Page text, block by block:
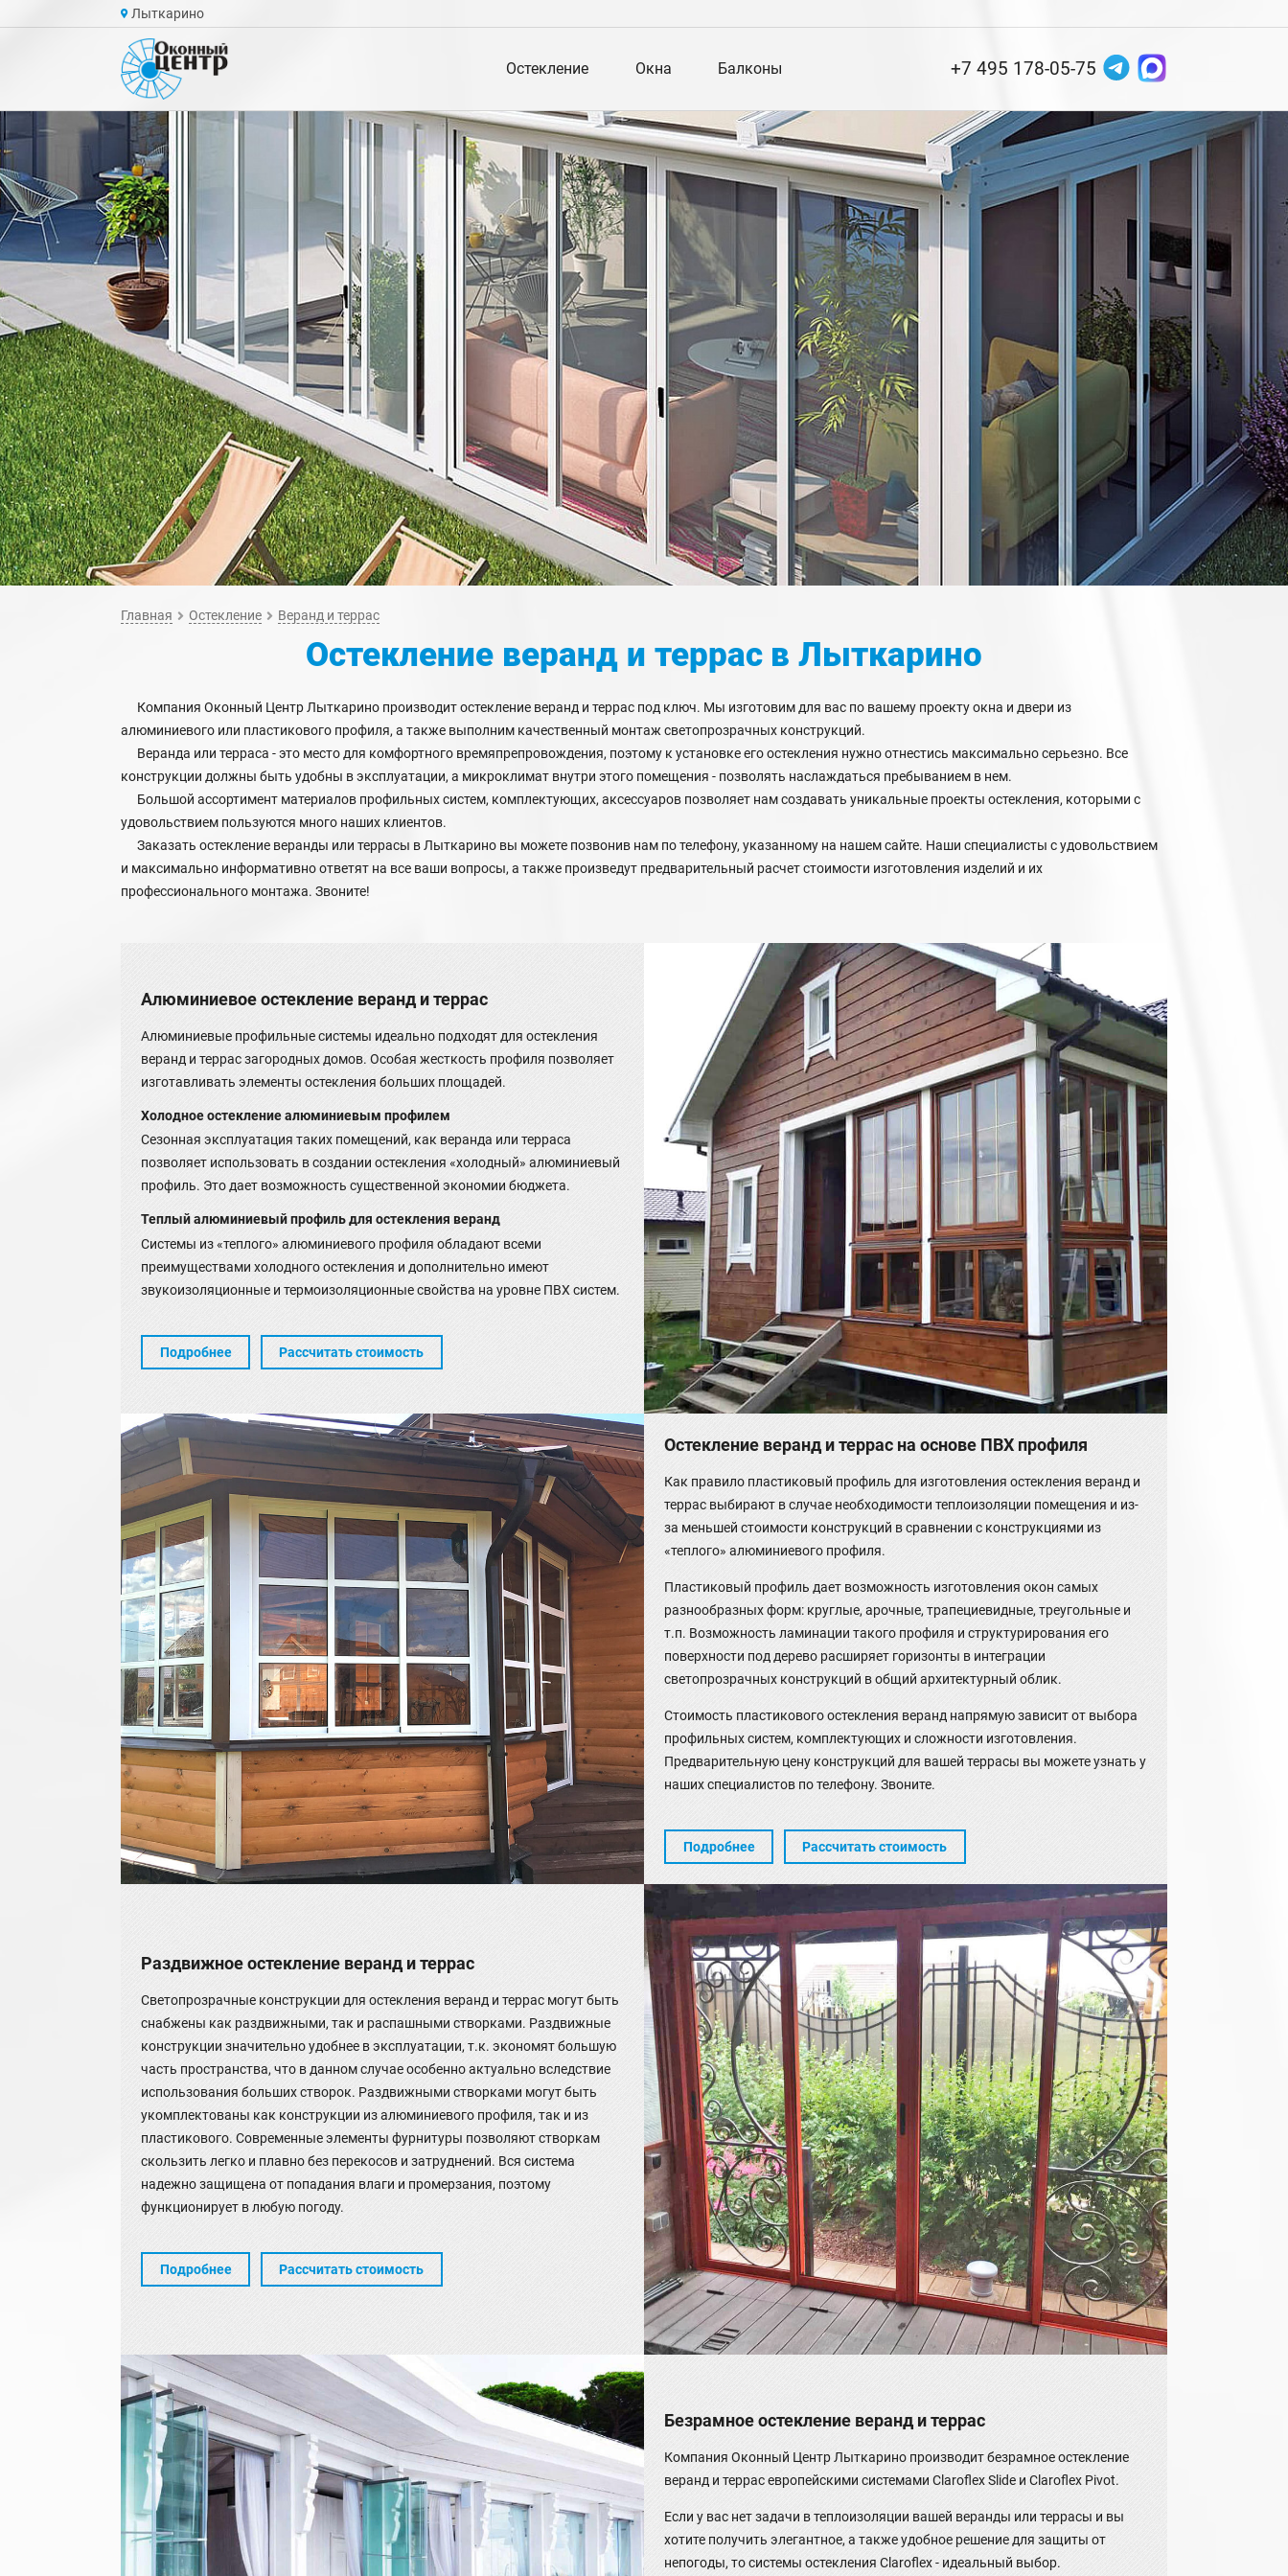
Лыткарино
Остекление Окна Балконы +7 495 178-05-75
Главная Остекление Веранд и террас
Остекление веранд и террас в Лыткарино
Компания Оконный Центр Лыткарино производит остекление веранд и террас под ключ. Мы изготовим для вас по вашему проекту окна и двери из
алюминиевого или пластикового профиля, а также выполним качественный монтаж светопрозрачных конструкций.
Веранда или терраса - это место для комфортного времяпрепровождения, поэтому к установке его остекления нужно отнестись максимально серьезно. Все
конструкции должны быть удобны в эксплуатации, а микроклимат внутри этого помещения - позволять наслаждаться пребыванием в нем.
Большой ассортимент материалов профильных систем, комплектующих, аксессуаров позволяет нам создавать уникальные проекты остекления, которыми с
удовольствием пользуются много наших клиентов.
Заказать остекление веранды или террасы в Лыткарино вы можете позвонив нам по телефону, указанному на нашем сайте. Наши специалисты с удовольствием
и максимально информативно ответят на все ваши вопросы, а также произведут предварительный расчет стоимости изготовления изделий и их
профессионального монтажа. Звоните!
Алюминиевое остекление веранд и террас
Алюминиевые профильные системы идеально подходят для остекления
веранд и террас загородных домов. Особая жесткость профиля позволяет
изготавливать элементы остекления больших площадей.
Холодное остекление алюминиевым профилем
Сезонная эксплуатация таких помещений, как веранда или терраса
позволяет использовать в создании остекления «холодный» алюминиевый
профиль. Это дает возможность существенной экономии бюджета.
Теплый алюминиевый профиль для остекления веранд
Системы из «теплого» алюминиевого профиля обладают всеми
преимуществами холодного остекления и дополнительно имеют
звукоизоляционные и термоизоляционные свойства на уровне ПВХ систем.
Подробнее Рассчитать стоимость
Остекление веранд и террас на основе ПВХ профиля
Как правило пластиковый профиль для изготовления остекления веранд и
террас выбирают в случае необходимости теплоизоляции помещения и из-
за меньшей стоимости конструкций в сравнении с конструкциями из
«теплого» алюминиевого профиля.
Пластиковый профиль дает возможность изготовления окон самых
разнообразных форм: круглые, арочные, трапециевидные, треугольные и
т.п. Возможность ламинации такого профиля и структурирования его
поверхности под дерево расширяет горизонты в интеграции
светопрозрачных конструкций в общий архитектурный облик.
Стоимость пластикового остекления веранд напрямую зависит от выбора
профильных систем, комплектующих и сложности изготовления.
Предварительную цену конструкций для вашей террасы вы можете узнать у
наших специалистов по телефону. Звоните.
Подробнее Рассчитать стоимость
Раздвижное остекление веранд и террас
Светопрозрачные конструкции для остекления веранд и террас могут быть
снабжены как раздвижными, так и распашными створками. Раздвижные
конструкции значительно удобнее в эксплуатации, т.к. экономят большую
часть пространства, что в данном случае особенно актуально вследствие
использования больших створок. Раздвижными створками могут быть
укомплектованы как конструкции из алюминиевого профиля, так и из
пластикового. Современные элементы фурнитуры позволяют створкам
скользить легко и плавно без перекосов и затруднений. Вся система
надежно защищена от попадания влаги и промерзания, поэтому
функционирует в любую погоду.
Подробнее Рассчитать стоимость
Безрамное остекление веранд и террас
Компания Оконный Центр Лыткарино производит безрамное остекление
веранд и террас европейскими системами Claroflex Slide и Claroflex Pivot.
Если у вас нет задачи в теплоизоляции вашей веранды или террасы и вы
хотите получить элегантное, а также удобное решение для защиты от
непогоды, то системы остекления Claroflex - идеальный выбор.